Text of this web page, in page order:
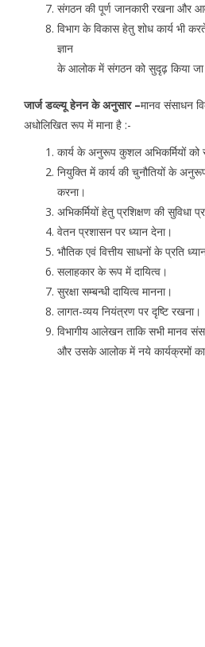
संगठन की पूर्ण जानकारी रखना और
विभाग के विकास हेतु शोध कार्य भी
ज्ञान
के आलोक में संगठन को सुदृढ़ किया
जार्ज डव्ल्यू हेनन के अनुसार –मानव संसाधन
अधोलिखित रूप में माना है :-
कार्य के अनुरूप कुशल अभिकर्मियों
नियुक्ति में कार्य की चुनौतियों के
करना।
अभिकर्मियों हेतु प्रशिक्षण की सुविधा
वेतन प्रशासन पर ध्यान देना।
भौतिक एवं वित्तीय साधनों के प्रति
सलाहकार के रूप में दायित्व।
सुरक्षा सम्बन्धी दायित्व मानना।
लागत-व्यय नियंत्रण पर दृष्टि रखना।
विभागीय आलेखन ताकि सभी मानव
और उसके आलोक में नये कार्यक्रमों